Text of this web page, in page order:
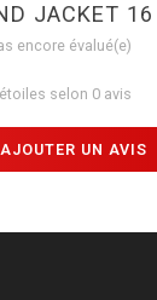
JACKET 16
encore évalué(e)
selon 0 avis
AJOUTER UN AVIS